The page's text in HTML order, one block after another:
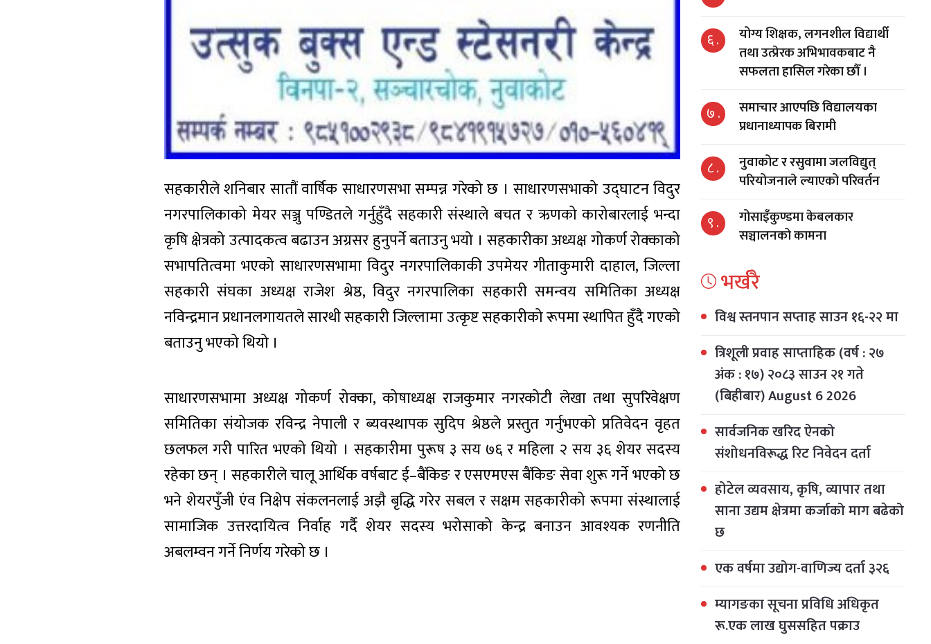
सहकारीले शनिबार सातौं वार्षिक साधारणसभा सम्पन्न गरेको छ । साधारणसभाको उद्घाटन विदुर
नगरपालिकाको मेयर सञ्जु पण्डितले गर्नुहुँदै सहकारी संस्थाले बचत र ऋणको कारोबारलाई भन्दा
कृषि क्षेत्रको उत्पादकत्व बढाउन अग्रसर हुनुपर्ने बताउनु भयो । सहकारीका अध्यक्ष गोकर्ण रोक्काको
सभापतित्वमा भएको साधारणसभामा विदुर नगरपालिकाकी उपमेयर गीताकुमारी दाहाल, जिल्ला
सहकारी संघका अध्यक्ष राजेश श्रेष्ठ, विदुर नगरपालिका सहकारी समन्वय समितिका अध्यक्ष
नविन्द्रमान प्रधानलगायतले सारथी सहकारी जिल्लामा उत्कृष्ट सहकारीको रूपमा स्थापित हुँदै गएको
बताउनु भएको थियो ।
साधारणसभामा अध्यक्ष गोकर्ण रोक्का, कोषाध्यक्ष राजकुमार नगरकोटी लेखा तथा सुपरिवेक्षण
समितिका संयोजक रविन्द्र नेपाली र ब्यवस्थापक सुदिप श्रेष्ठले प्रस्तुत गर्नुभएको प्रतिवेदन वृहत
छलफल गरी पारित भएको थियो । सहकारीमा पुरूष ३ सय ७६ र महिला २ सय ३६ शेयर सदस्य
रहेका छन् । सहकारीले चालू आर्थिक वर्षबाट ई–बैंकिङ र एसएमएस बैंकिङ सेवा शुरू गर्ने भएको छ
भने शेयरपुँजी एंव निक्षेप संकलनलाई अझै बृद्धि गरेर सबल र सक्षम सहकारीको रूपमा संस्थालाई
सामाजिक उत्तरदायित्व निर्वाह गर्दै शेयर सदस्य भरोसाको केन्द्र बनाउन आवश्यक रणनीति
अबलम्वन गर्ने निर्णय गरेको छ ।
६ .
योग्य शिक्षक, लगनशील विद्यार्थी
तथा उत्प्रेरक अभिभावकबाट नै
सफलता हासिल गरेका छौँ ।
७ .
समाचार आएपछि विद्यालयका
प्रधानाध्यापक बिरामी
८ .
नुवाकोट र रसुवामा जलविद्युत्
परियोजनाले ल्याएको परिवर्तन
९ .
गोसाइँकुण्डमा केबलकार
सञ्चालनको कामना
भर्खरै
विश्व स्तनपान सप्ताह साउन १६-२२ मा
त्रिशूली प्रवाह साप्ताहिक (वर्ष : २७
अंक : १७) २०८३ साउन २१ गते
(बिहीबार) August 6 2026
सार्वजनिक खरिद ऐनको
संशोधनविरूद्ध रिट निवेदन दर्ता
होटेल व्यवसाय, कृषि, व्यापार तथा
साना उद्यम क्षेत्रमा कर्जाको माग बढेको
छ
एक वर्षमा उद्योग-वाणिज्य दर्ता ३२६
म्यागङका सूचना प्रविधि अधिकृत
रू.एक लाख घुससहित पक्राउ